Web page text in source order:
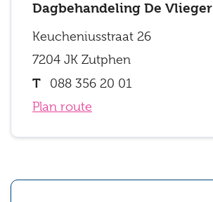
Dagbehandeling De Vlieger
Keucheniusstraat 26
7204 JK Zutphen
088 356 20 01
Plan route